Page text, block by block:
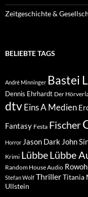
Zeitgeschichte &
BELIEBTE TAGS
André Minninger Bastei
Dennis Ehrhardt Der
dtvEins A Medien
Fantasy Festa Fischer
Horror Jason Dark John
Krimi LübbeLübbe
Random House Audio
Stefan Wolf ThrillerTitania
Ullstein